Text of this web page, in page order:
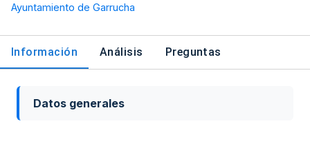
Ayuntamiento de Garrucha
Información Análisis Preguntas
Datos generales